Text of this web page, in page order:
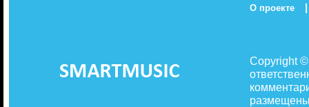
О проекте |
Copyright
размещены